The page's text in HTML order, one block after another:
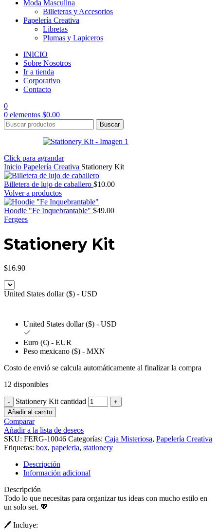
Moda Masculina
Billeteras y Accesorios
Papelería Creativa
Libretas
Plumas y Lapiceros
INICIO
Sobre Nosotros
Ir a tienda
Corporativo
Contacto
0
0 elementos $0.00
Buscar
Click para agrandar
Inicio Papelería Creativa Stationery Kit
Billetera de lujo de caballero $10.00
Volver a productos
Hoodie "Fe Inquebrantable" $49.00
Fergees
Stationery Kit
$16.90
United States dollar ($) - USD
United States dollar ($) - USD
Euro (€) - EUR
Peso mexicano ($) - MXN
Costo de envió se calcula automáticamente al finalizar la compra
12 disponibles
Stationery Kit cantidad
Añadir al carrito
Comparar
Añadir a la lista de deseos
SKU: FERG-10046 Categorías: Caja Misteriosa, Papelería Creativa
Etiquetas: box, papeleria, stationery
Descripción
Información adicional
Descripción
Todo lo que necesitas para organizar tus ideas con mucho estilo en
un solo set. 💖
🖊️ Incluye: